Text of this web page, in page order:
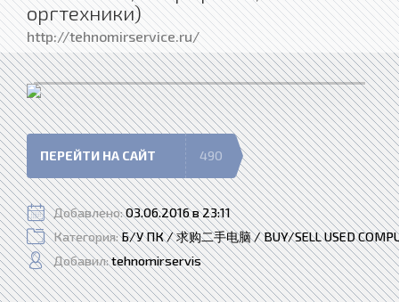
оргтехники)
http://tehnomirservice.ru/
ПЕРЕЙТИ НА САЙТ 490
Добавлено:03.06.2016 в 23:11
Категория:Б/У ПК / 求购二手电脑 / BUY/SELL USED
Добавил:tehnomirservis